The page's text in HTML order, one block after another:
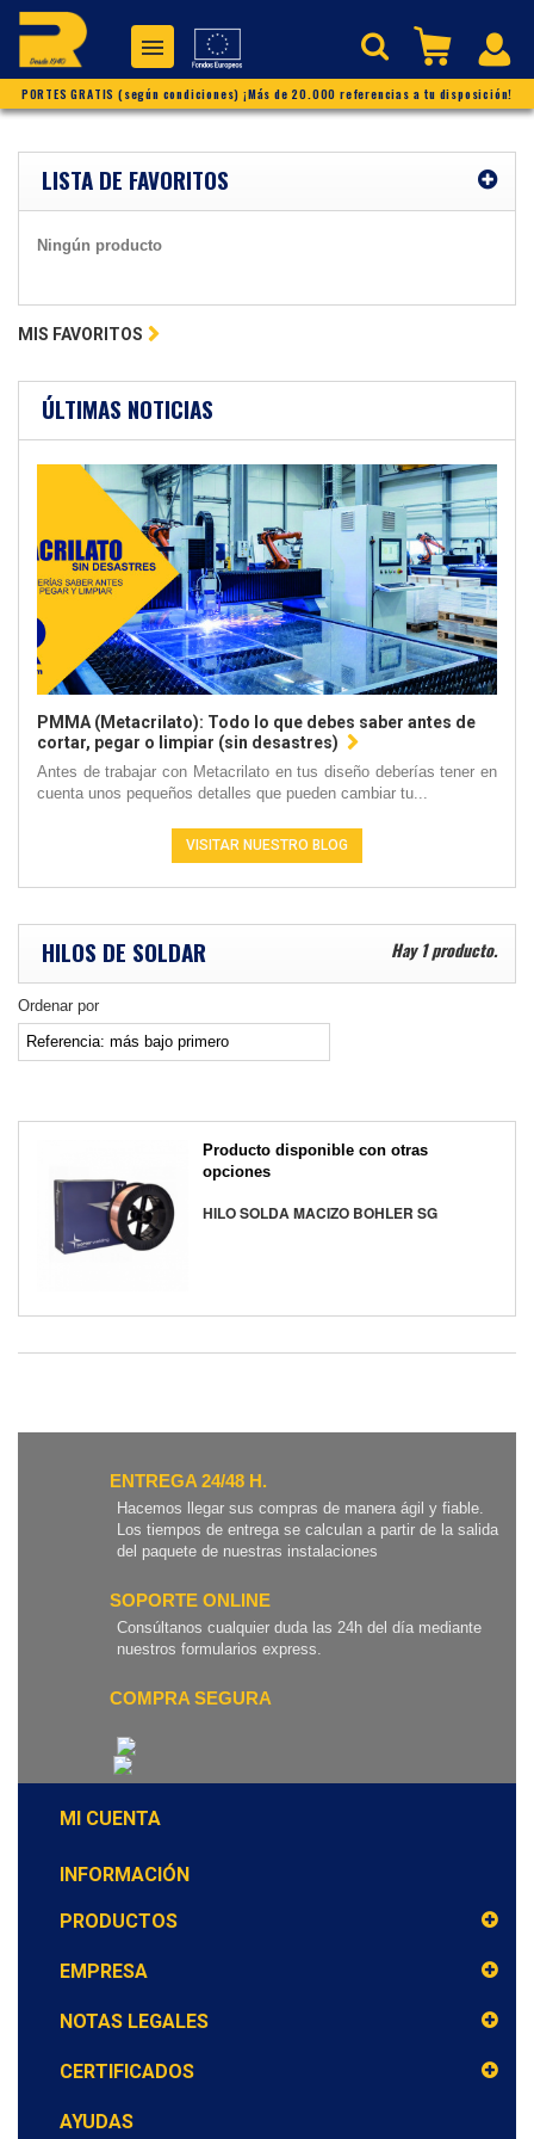
PORTES GRATIS (según condiciones) ¡Más de 20.000 referencias a tu disposición!
LISTA DE FAVORITOS
Ningún producto
MIS FAVORITOS
ÚLTIMAS NOTICIAS
PMMA (Metacrilato): Todo lo que debes saber antes de
cortar, pegar o limpiar (sin desastres)
Antes de trabajar con Metacrilato en tus diseño deberías tener en
cuenta unos pequeños detalles que pueden cambiar tu...
VISITAR NUESTRO BLOG
HILOS DE SOLDAR Hay 1 producto.
Ordenar por
Producto disponible con otras
opciones
HILO SOLDA MACIZO BOHLER SG
ENTREGA 24/48 H.
Hacemos llegar sus compras de manera ágil y fiable.
Los tiempos de entrega se calculan a partir de la salida
del paquete de nuestras instalaciones
SOPORTE ONLINE
Consúltanos cualquier duda las 24h del día mediante
nuestros formularios express.
COMPRA SEGURA
MI CUENTA
INFORMACIÓN
PRODUCTOS
EMPRESA
NOTAS LEGALES
CERTIFICADOS
AYUDAS